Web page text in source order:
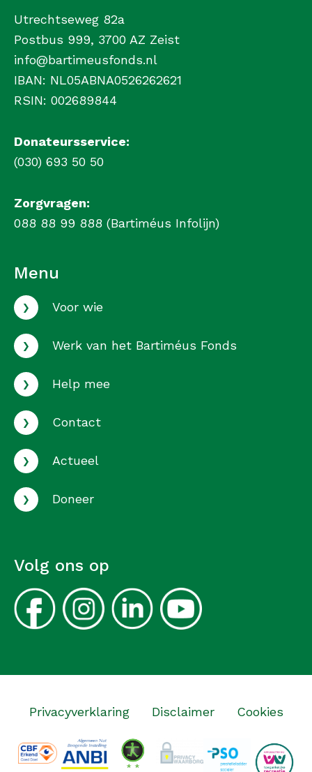
Utrechtseweg 82a
Postbus 999, 3700 AZ Zeist
info@bartimeusfonds.nl
IBAN: NL05ABNA0526262621
RSIN: 002689844
Donateursservice:
(030) 693 50 50
Zorgvragen:
088 88 99 888 (Bartiméus Infolijn)
Menu
› Voor wie
› Werk van het Bartiméus Fonds
› Help mee
› Contact
› Actueel
› Doneer
Volg ons op
Privacyverklaring Disclaimer Cookies